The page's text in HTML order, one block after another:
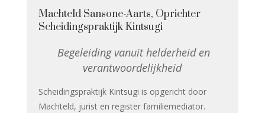
Machteld Sansone-Aarts, Oprichter
Scheidingspraktijk Kintsugi
Begeleiding vanuit helderheid en
verantwoordelijkheid
Scheidingspraktijk Kintsugi is opgericht door
Machteld, jurist en register familiemediator.